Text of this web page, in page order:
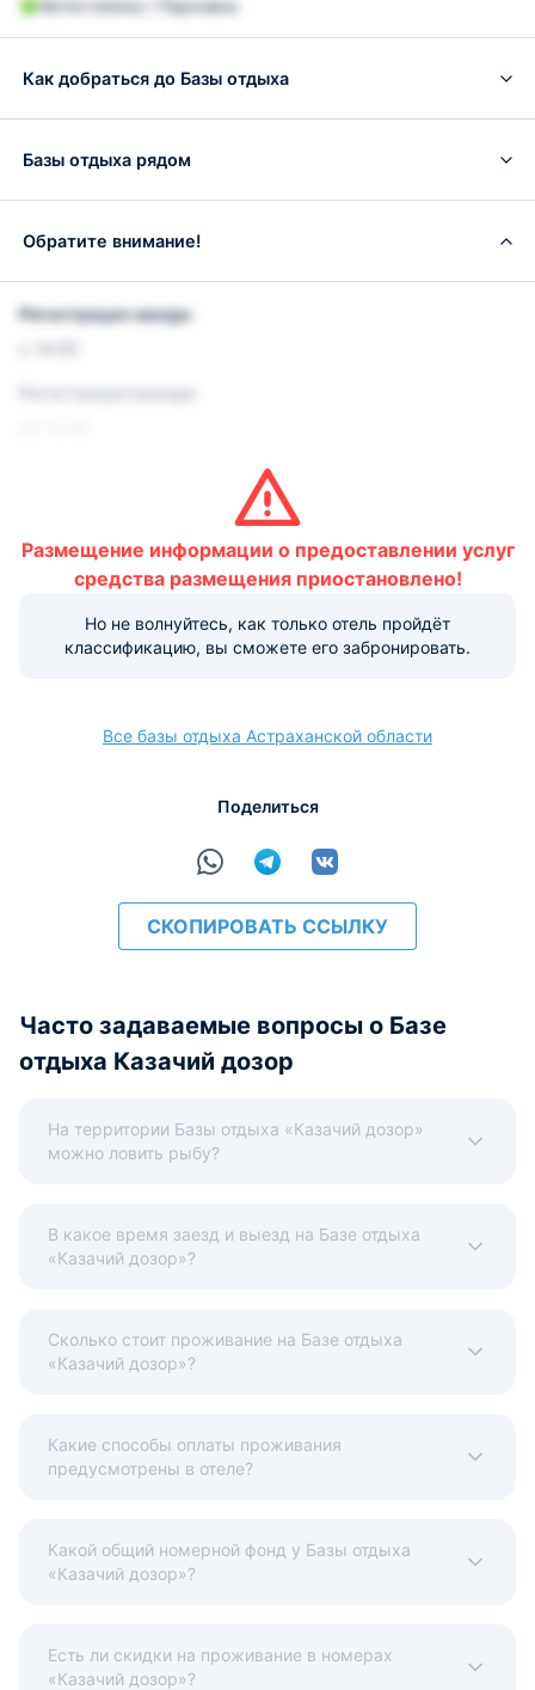
Автостоянка / Парковка
Как добраться до Базы отдыха
Базы отдыха рядом
Обратите внимание!
Регистрация заезда:
Условия и правила проживания:
Допускается размещение домашних животных. Данная
Варианты оплаты, доступные на ресепшене:
наличные.
Размещение информации о предоставлении услуг
средства размещения приостановлено!
Но не волнуйтесь, как только отель пройдёт
классификацию, вы сможете его забронировать.
Все базы отдыха Астраханской области
Поделиться
СКОПИРОВАТЬ ССЫЛКУ
Часто задаваемые вопросы о Базе
отдыха Казачий дозор
На территории Базы отдыха «Казачий дозор»
можно ловить рыбу?
В какое время заезд и выезд на Базе отдыха
«Казачий дозор»?
Сколько стоит проживание на Базе отдыха
«Казачий дозор»?
Какие способы оплаты проживания
предусмотрены в отеле?
Какой общий номерной фонд у Базы отдыха
«Казачий дозор»?
Есть ли скидки на проживание в номерах
«Казачий дозор»?